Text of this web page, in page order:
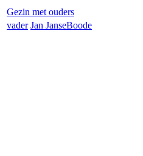
Gezin met ouders
vader Jan JanseBoode